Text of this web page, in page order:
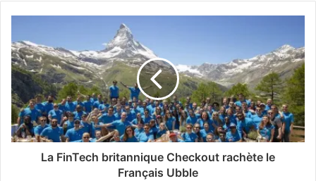
La FinTech britannique Checkout rachète le
Français Ubble